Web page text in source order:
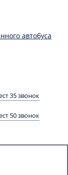
автобуса
35 звонок
50 звонок